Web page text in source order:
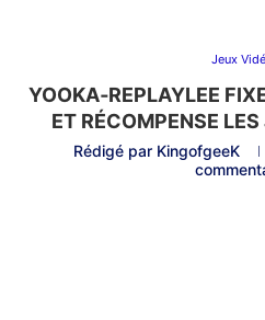
Jeux
YOOKA‑REPLAYLEE
ET RÉCOMPENSE
Rédigé par KingofgeeK